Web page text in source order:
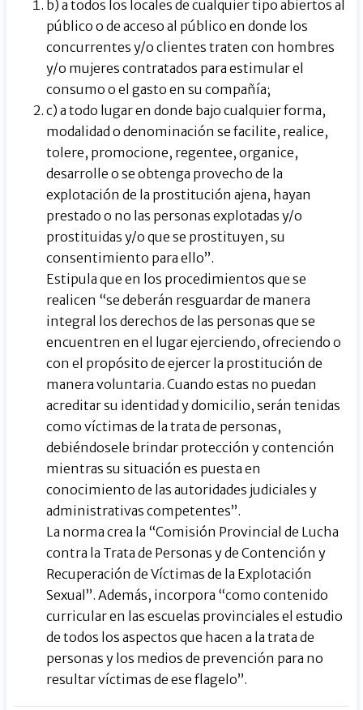
b) a todos los locales de cualquier tipo abiertos al
público o de acceso al público en donde los
concurrentes y/o clientes traten con hombres
y/o mujeres contratados para estimular el
consumo o el gasto en su compañía;
c) a todo lugar en donde bajo cualquier forma,
modalidad o denominación se facilite, realice,
tolere, promocione, regentee, organice,
desarrolle o se obtenga provecho de la
explotación de la prostitución ajena, hayan
prestado o no las personas explotadas y/o
prostituidas y/o que se prostituyen, su
consentimiento para ello”.
Estipula que en los procedimientos que se
realicen “se deberán resguardar de manera
integral los derechos de las personas que se
encuentren en el lugar ejerciendo, ofreciendo o
con el propósito de ejercer la prostitución de
manera voluntaria. Cuando estas no puedan
acreditar su identidad y domicilio, serán tenidas
como víctimas de la trata de personas,
debiéndosele brindar protección y contención
mientras su situación es puesta en
conocimiento de las autoridades judiciales y
administrativas competentes”.
La norma crea la “Comisión Provincial de Lucha
contra la Trata de Personas y de Contención y
Recuperación de Víctimas de la Explotación
Sexual”. Además, incorpora “como contenido
curricular en las escuelas provinciales el estudio
de todos los aspectos que hacen a la trata de
personas y los medios de prevención para no
resultar víctimas de ese flagelo”.